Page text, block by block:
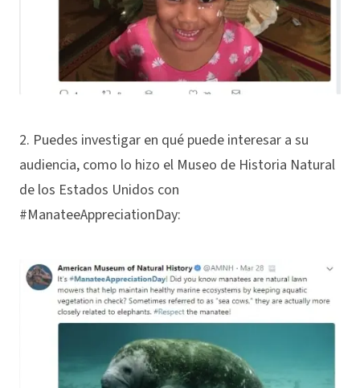
2. Puedes investigar en qué puede interesar a su
audiencia, como lo hizo el Museo de Historia Natural
de los Estados Unidos con
#ManateeAppreciationDay: